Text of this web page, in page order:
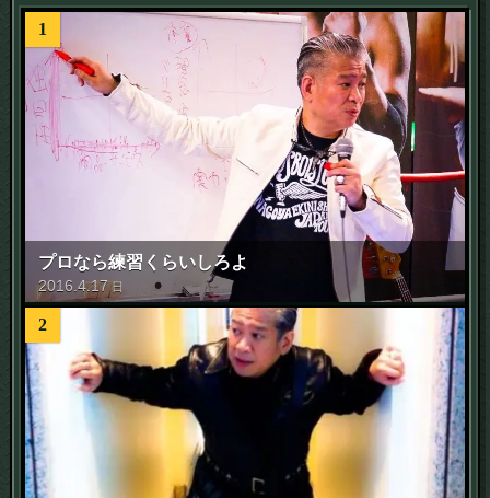
1
プロなら練習くらいしろよ
2016 .4.17 日
2